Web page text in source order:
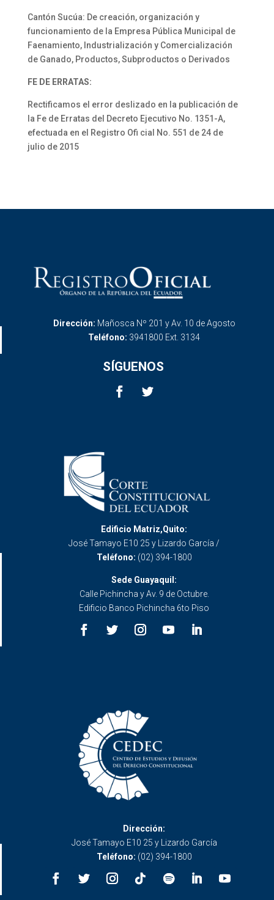
Cantón Sucúa: De creación, organización y
funcionamiento de la Empresa Pública Municipal de
Faenamiento, Industrialización y Comercialización
de Ganado, Productos, Subproductos o Derivados
FE DE ERRATAS:
Rectificamos el error deslizado en la publicación de
la Fe de Erratas del Decreto Ejecutivo No. 1351-A,
efectuada en el Registro Ofi cial No. 551 de 24 de
julio de 2015
Dirección: Mañosca Nº 201 y Av. 10 de Agosto
Teléfono: 3941800 Ext. 3134
SÍGUENOS
Edificio Matriz,Quito:
José Tamayo E10 25 y Lizardo García /
Teléfono: (02) 394-1800
Sede Guayaquil:
Calle Pichincha y Av. 9 de Octubre.
Edificio Banco Pichincha 6to Piso
Dirección:
José Tamayo E10 25 y Lizardo García
Teléfono: (02) 394-1800